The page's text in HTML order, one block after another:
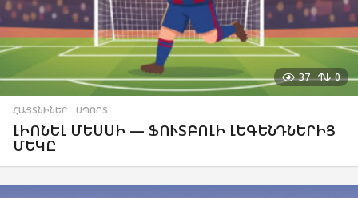
37 0
ՀԱՅՏՆԻՆԵՐ ,ՍՊՈՐՏ
ԼԻՈՆԵԼ ՄԵՍՍԻ — ՖՈՒՏԲՈԼԻ ԼԵԳԵՆԴՆԵՐԻՑ
ՄԵԿԸ